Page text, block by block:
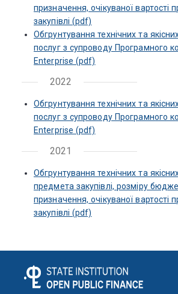
призначення, очікуваної вартості
закупівлі (pdf)
Обгрунтування технічних та
послуг з супроводу Програмного
Enterprise (pdf)
2022
Обгрунтування технічних та
послуг з супроводу Програмного
Enterprise (pdf)
2021
Обгрунтування технічних та
предмета закупівлі, розміру
призначення, очікуваної вартості
закупівлі (pdf)